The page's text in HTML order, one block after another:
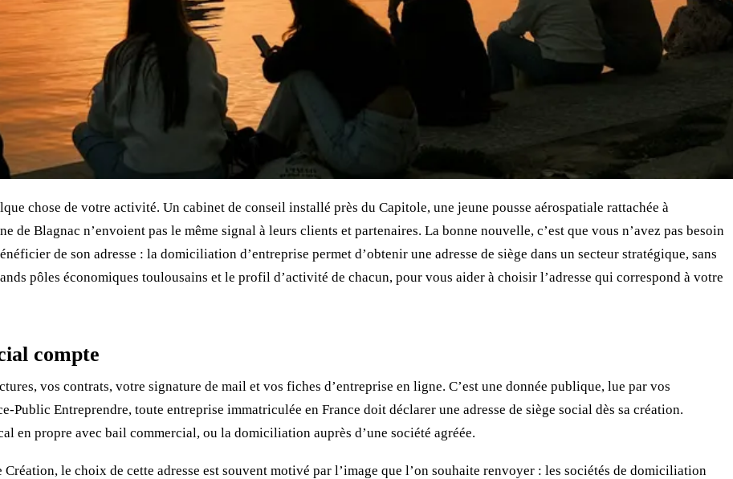
chose de votre activité. Un cabinet de conseil installé près du Capitole, une jeune pousse aérospatiale rattachée à
de Blagnac n’envoient pas le même signal à leurs clients et partenaires. La bonne nouvelle, c’est que vous n’avez pas besoin
de son adresse : la domiciliation d’entreprise permet d’obtenir une adresse de siège dans un secteur stratégique, sans
pôles économiques toulousains et le profil d’activité de chacun, pour vous aider à choisir l’adresse qui correspond à votre
compte
vos contrats, votre signature de mail et vos fiches d’entreprise en ligne. C’est une donnée publique, lue par vos
Public Entreprendre, toute entreprise immatriculée en France doit déclarer une adresse de siège social dès sa création.
en propre avec bail commercial, ou la domiciliation auprès d’une société agréée.
le choix de cette adresse est souvent motivé par l’image que l’on souhaite renvoyer : les sociétés de domiciliation